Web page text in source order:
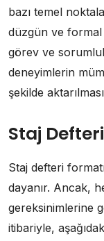
bazı temel
düzgün ve formal
görev ve
deneyimlerin
şekilde
Staj
Staj defteri
dayanır. Ancak,
gereksinimlerine
itibariyle,